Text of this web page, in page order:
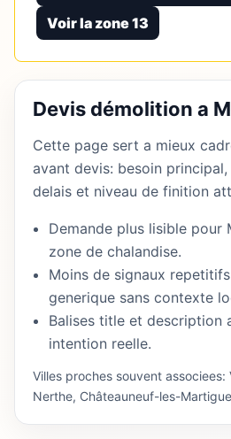
Voir la zone 13
Devis démolition a
Cette page sert a mieux
avant devis: besoin
delais et niveau de finition
Demande plus lisible pour
zone de chalandise.
Moins de signaux
generique sans contexte
Balises title et description
intention reelle.
Villes proches souvent
Nerthe, Châteauneuf-les-